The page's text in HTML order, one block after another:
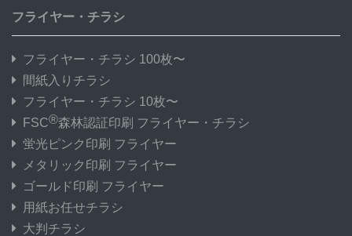
フライヤー・チラシ
フライヤー・チラシ 100枚〜
間紙入りチラシ
フライヤー・チラシ 10枚〜
FSC®森林認証印刷 フライヤー・チラシ
蛍光ピンク印刷 フライヤー
メタリック印刷 フライヤー
ゴールド印刷 フライヤー
用紙お任せチラシ
大判チラシ